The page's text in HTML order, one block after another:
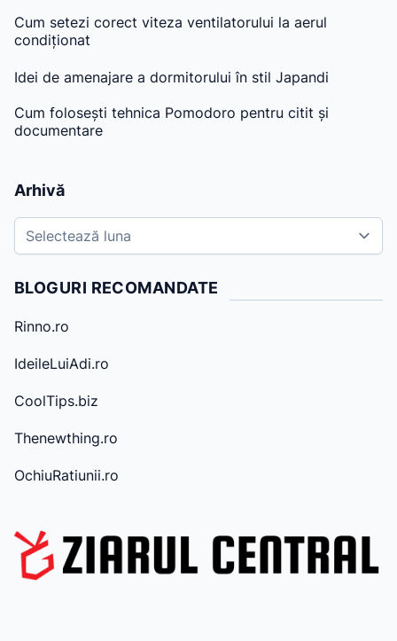
Cum setezi corect viteza ventilatorului la aerul
condiționat
Idei de amenajare a dormitorului în stil Japandi
Cum folosești tehnica Pomodoro pentru citit și
documentare
Arhivă
r
i
v
BLOGURI RECOMANDATE
Rinno.ro
IdeileLuiAdi.ro
CoolTips.biz
Thenewthing.ro
OchiuRatiunii.ro